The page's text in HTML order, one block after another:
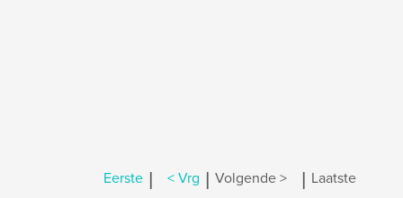
Eerste | < Vrg | Volgende > | Laatste